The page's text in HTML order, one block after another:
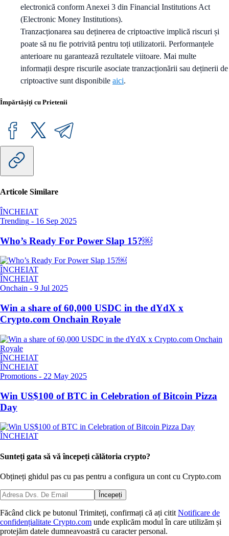
electronică conform Anexei 3 din Financial Institutions Act
(Electronic Money Institutions).
Tranzacționarea sau deținerea de criptoactive implică riscuri și
poate să nu fie potrivită pentru toți utilizatorii. Performanțele
anterioare nu garantează rezultatele viitoare. Mai multe
informații despre riscurile asociate tranzacționării sau deținerii de
criptoactive sunt disponibile aici.
Împărtășiți cu Prietenii
Articole Similare
ÎNCHEIAT
Trending - 16 Sep 2025
Who’s Ready For Power Slap 15?￼
ÎNCHEIAT
ÎNCHEIAT
Onchain - 9 Jul 2025
Win a share of 60,000 USDC in the dYdX x
Crypto.com Onchain Royale
ÎNCHEIAT
ÎNCHEIAT
Promotions - 22 May 2025
Win US$100 of BTC in Celebration of Bitcoin Pizza
Day
ÎNCHEIAT
Sunteți gata să vă începeți călătoria crypto?
Obțineți ghidul pas cu pas pentru a configura un cont cu Crypto.com
Începeți
Făcând click pe butonul Trimiteți, confirmați că ați citit Notificare de
confidențialitate Crypto.com unde explicăm modul în care utilizăm și
protejăm datele dumneavoastră cu caracter personal.